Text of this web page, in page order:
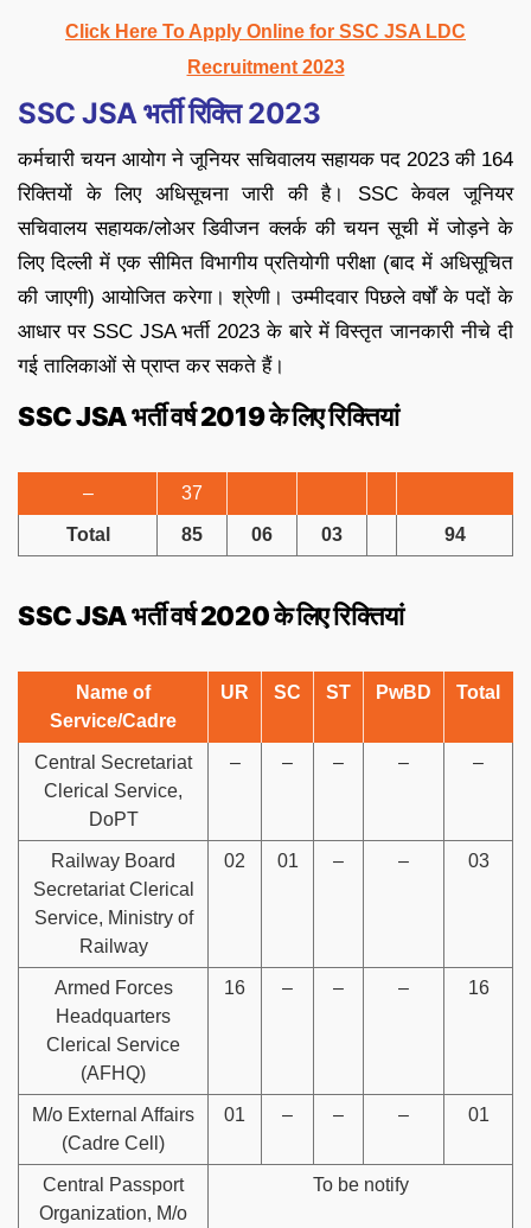
Click Here To Apply Online for SSC JSA LDC
Recruitment 2023
SSC JSA भर्ती रिक्ति 2023
कर्मचारी चयन आयोग ने जूनियर सचिवालय सहायक पद 2023 की 164
रिक्तियों के लिए अधिसूचना जारी की है। SSC केवल जूनियर
सचिवालय सहायक/लोअर डिवीजन क्लर्क की चयन सूची में जोड़ने के
लिए दिल्ली में एक सीमित विभागीय प्रतियोगी परीक्षा (बाद में अधिसूचित
की जाएगी) आयोजित करेगा। श्रेणी। उम्मीदवार पिछले वर्षों के पदों के
आधार पर SSC JSA भर्ती 2023 के बारे में विस्तृत जानकारी नीचे दी
गई तालिकाओं से प्राप्त कर सकते हैं।
SSC JSA भर्ती वर्ष 2019 के लिए रिक्तियां
– 37
Total 85 06 03 94
SSC JSA भर्ती वर्ष 2020 के लिए रिक्तियां
Name of
Service/Cadre
UR SC ST PwBD Total
Central Secretariat
Clerical Service,
DoPT
– – – – –
Railway Board
Secretariat Clerical
Service, Ministry of
Railway
02 01 – – 03
Armed Forces
Headquarters
Clerical Service
(AFHQ)
16 – – – 16
M/o External Affairs
(Cadre Cell)
01 – – – 01
Central Passport
Organization, M/o
To be notify